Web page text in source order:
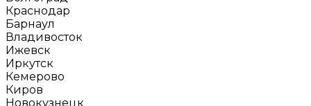
Краснодар
Барнаул
Владивосток
Ижевск
Иркутск
Кемерово
Киров
Новокузнецк